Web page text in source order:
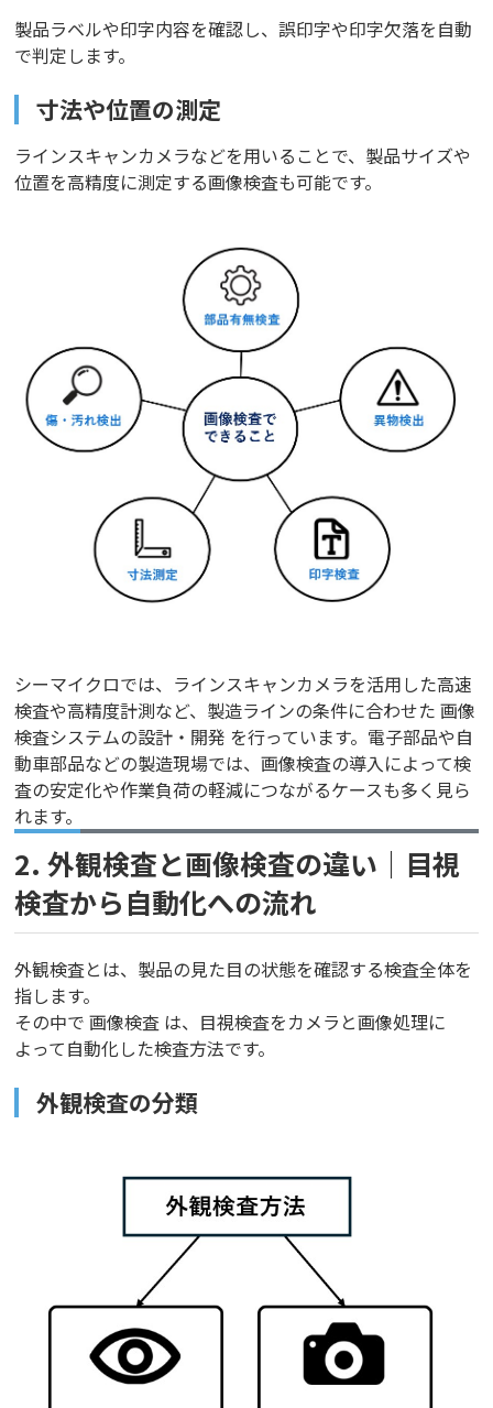
製品ラベルや印字内容を確認し、誤印字や印字欠落を自動
で判定します。
寸法や位置の測定
ラインスキャンカメラなどを用いることで、製品サイズや
位置を高精度に測定する画像検査も可能です。
シーマイクロでは、ラインスキャンカメラを活用した高速
検査や高精度計測など、製造ラインの条件に合わせた 画像
検査システムの設計・開発 を行っています。電子部品や自
動車部品などの製造現場では、画像検査の導入によって検
査の安定化や作業負荷の軽減につながるケースも多く見ら
れます。
2. 外観検査と画像検査の違い｜目視
検査から自動化への流れ
外観検査とは、製品の見た目の状態を確認する検査全体を
指します。
その中で 画像検査 は、目視検査をカメラと画像処理に
よって自動化した検査方法です。
外観検査の分類